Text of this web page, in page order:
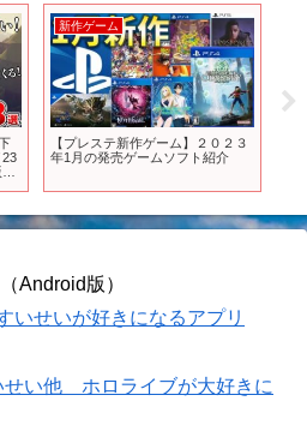
新作ゲーム
【プレステ新作ゲーム】２０２３
年1月の発売ゲームソフト紹介
Android版）
せいが好きになるアプリ
い他 ホロライブが大好きに